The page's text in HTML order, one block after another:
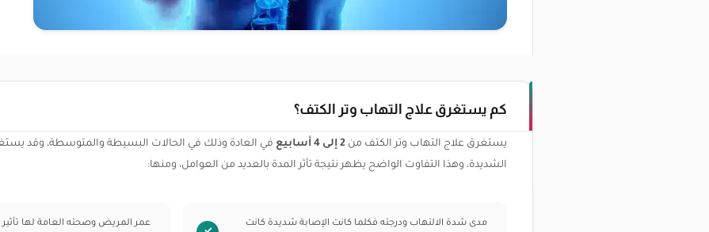
كم يستغرق علاج التهاب وتر الكتف؟
يستغرق علاج التهاب وتر الكتف من 2 إلى 4 أسابيع
في العادة وذلك في الحالات البسيطة والمتوسطة، وقد
الشديدة، وهذا التفاوت الواضح يظهر نتيجة تأثر المدة بالعديد من العوامل، ومنها:
مدى شدة الالتهاب ودرجته فكلما كانت الإصابة شديدة كانت عمر المريض وصحته العامة لها